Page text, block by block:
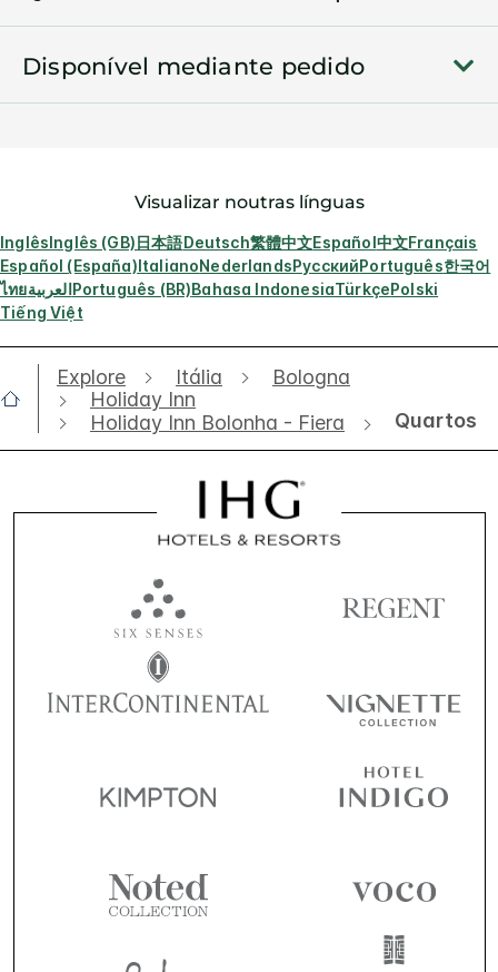
Disponível mediante pedido
Visualizar noutras línguas
InglêsInglês (GB)日本語Deutsch繁體中文Español中文Français
Español (España)ItalianoNederlandsРусскийPortuguês한국어
ไทยالعربيةPortuguês (BR)Bahasa IndonesiaTürkçePolski
Tiếng Việt
Explore Itália
Bologna
Holiday Inn
Holiday Inn Bolonha - Fiera
Quartos